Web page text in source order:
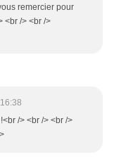
remercier pour
<br /> <br />
/> <br /> <br />